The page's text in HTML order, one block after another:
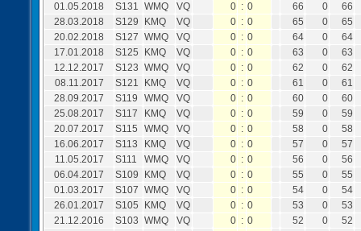
01.05.2018
S131 WMQ VQ 0 : 0 66 0
66
28.03.2018
S129 KMQ VQ 0 : 0 65 0
65
20.02.2018
S127 WMQ VQ 0 : 0 64 0
64
17.01.2018
S125 KMQ VQ 0 : 0 63 0
63
12.12.2017
S123 WMQ VQ 0 : 0 62 0
62
08.11.2017
S121 KMQ VQ 0 : 0 61 0
61
28.09.2017
S119 WMQ VQ 0 : 0 60 0
60
25.08.2017
S117 KMQ VQ 0 : 0 59 0
59
20.07.2017
S115 WMQ VQ 0 : 0 58 0
58
16.06.2017
S113 KMQ VQ 0 : 0 57 0
57
11.05.2017
S111 WMQ VQ 0 : 0 56 0
56
06.04.2017
S109 KMQ VQ 0 : 0 55 0
55
01.03.2017
S107 WMQ VQ 0 : 0 54 0
54
26.01.2017
S105 KMQ VQ 0 : 0 53 0
53
21.12.2016
S103 WMQ VQ 0 : 0 52 0
52